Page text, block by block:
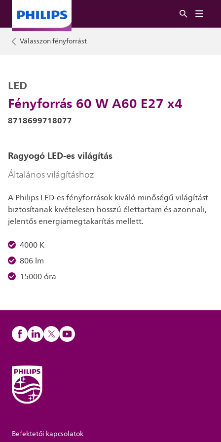
Válasszon fényforrást
Fényforrás 60 W A60 E27 x4
LED
8718699718077
Ragyogó LED-es világítás
Általános világításhoz
A Philips LED-es fényforrások kiváló minőségű világítást
biztosítanak kivételesen hosszú élettartam és azonnali,
jelentős energiamegtakarítás mellett.
4000 K
806 lm
15000 óra
Befektetői kapcsolatok